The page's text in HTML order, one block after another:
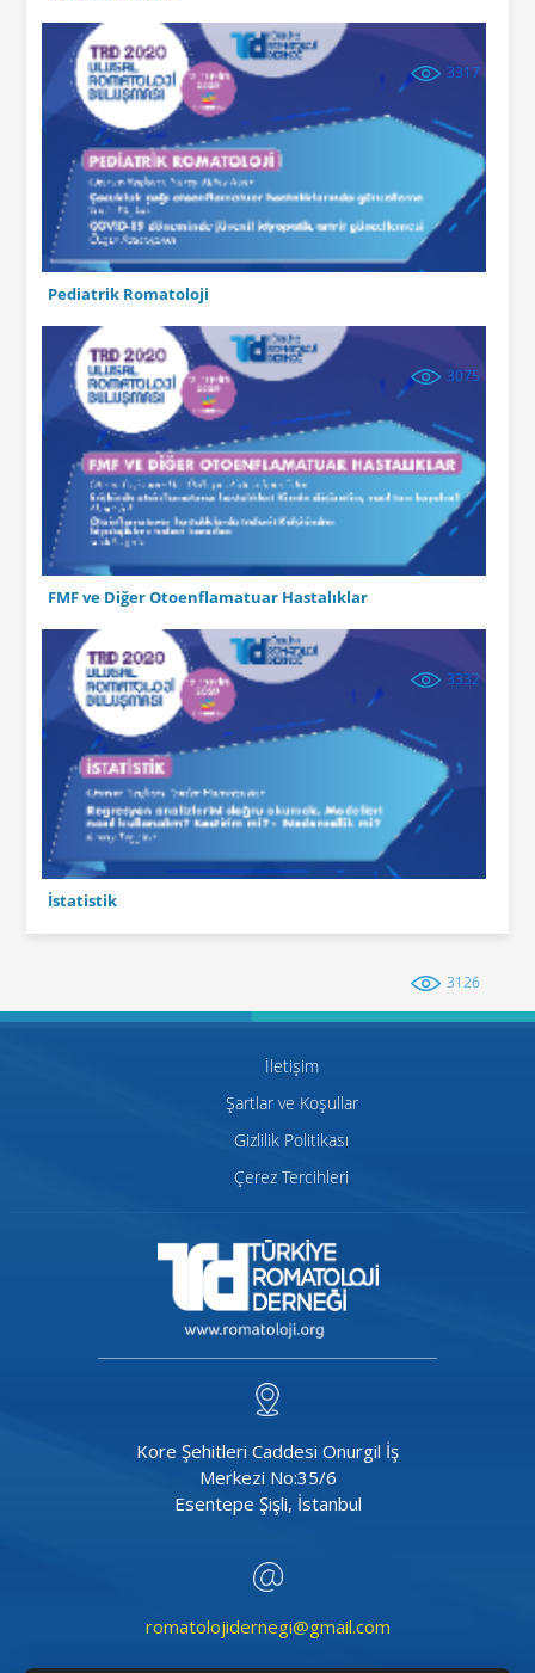
3317
Pediatrik Romatoloji
3075
FMF ve Diğer Otoenflamatuar Hastalıklar
3332
İstatistik
3126
İletişim
Şartlar ve Koşullar
Gizlilik Politikası
Çerez Tercihleri
Kore Şehitleri Caddesi Onurgil İş
Merkezi No:35/6
Esentepe Şişli, İstanbul
romatolojidernegi@gmail.com